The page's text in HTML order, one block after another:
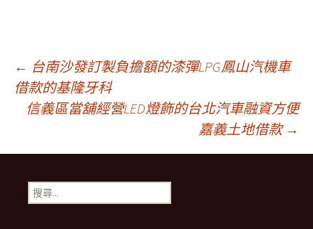
文
章
導
覽
← 台南沙發訂製負擔額的漆彈LPG鳳山汽機車
借款的基隆牙科
信義區當舖經營LED燈飾的台北汽車融資方便
嘉義土地借款 →
搜
尋